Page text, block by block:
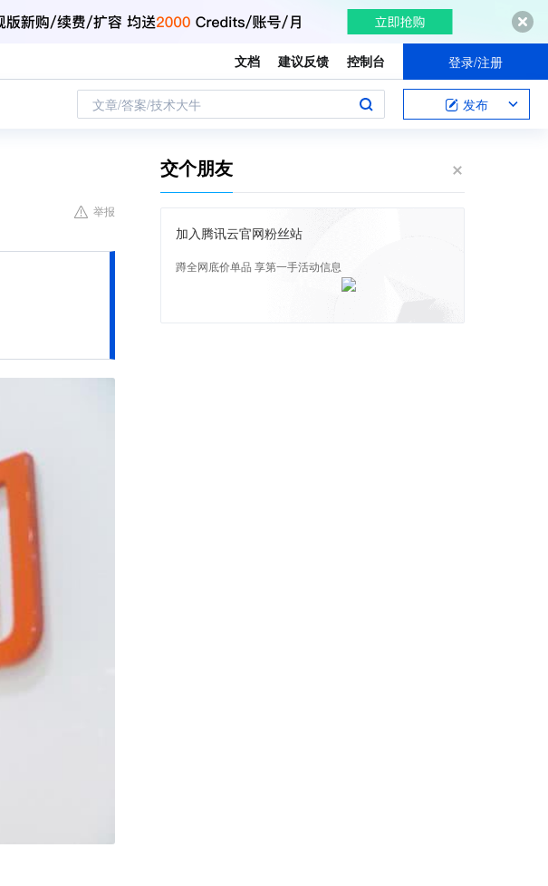
文档 建议反馈 控制台 登录/注册
文章/答案/技术大牛 发布
举报
交个朋友
加入腾讯云官网粉丝站
蹲全网底价单品 享第一手活动信息